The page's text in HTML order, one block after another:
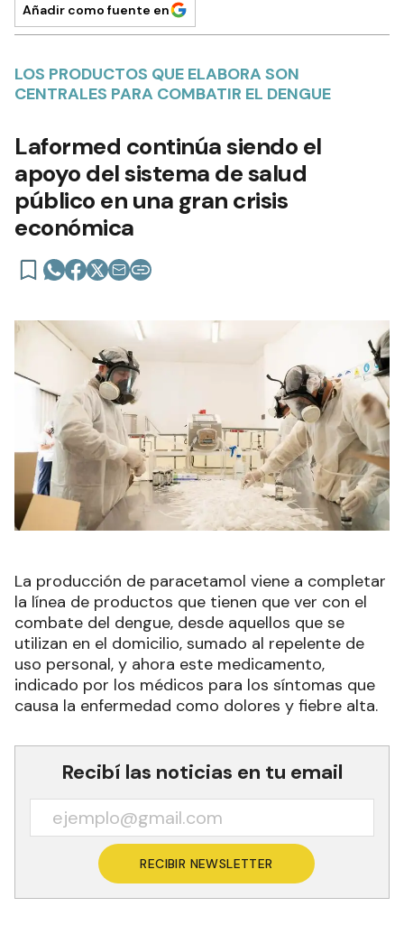
Añadir como fuente en
LOS PRODUCTOS QUE ELABORA SON
CENTRALES PARA COMBATIR EL DENGUE
Laformed continúa siendo el
apoyo del sistema de salud
público en una gran crisis
económica
La producción de paracetamol viene a completar
la línea de productos que tienen que ver con el
combate del dengue, desde aquellos que se
utilizan en el domicilio, sumado al repelente de
uso personal, y ahora este medicamento,
indicado por los médicos para los síntomas que
causa la enfermedad como dolores y fiebre alta.
Recibí las noticias en tu email
RECIBIR NEWSLETTER